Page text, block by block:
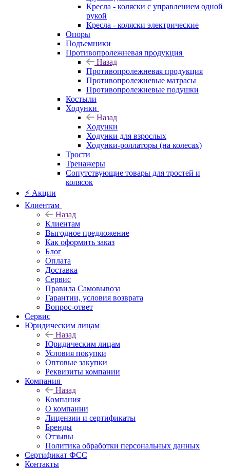
Кресла - коляски с управлением одной
рукой
Кресла - коляски электрические
Опоры
Подъемники
Противопролежневая продукция
Назад
Противопролежневая продукция
Противопролежневые матрасы
Противопролежневые подушки
Костыли
Ходунки
Назад
Ходунки
Ходунки для взрослых
Ходунки-роллаторы (на колесах)
Трости
Тренажеры
Сопутствующие товары для тростей и
колясок
⚡ Акции
Клиентам
Назад
Клиентам
Выгодное предложение
Как оформить заказ
Блог
Оплата
Доставка
Сервис
Правила Самовывоза
Гарантии, условия возврата
Вопрос-ответ
Сервис
Юридическим лицам
Назад
Юридическим лицам
Условия покупки
Оптовые закупки
Реквизиты компании
Компания
Назад
Компания
О компании
Лицензии и сертификаты
Бренды
Отзывы
Политика обработки персональных данных
Сертификат ФСС
Контакты